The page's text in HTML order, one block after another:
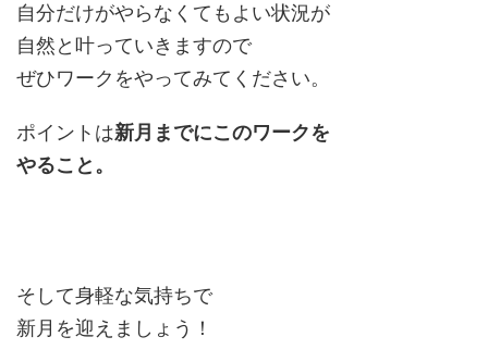
自分だけがやらなくてもよい状況が
自然と叶っていきますので
ぜひワークをやってみてください。
ポイントは新月までにこのワークを
やること。
そして身軽な気持ちで
新月を迎えましょう！